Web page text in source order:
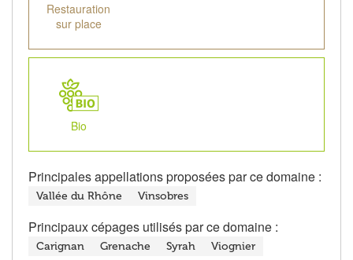
Restauration
sur place
Bio
Principales appellations proposées par ce domaine :
Vallée du Rhône Vinsobres
Principaux cépages utilisés par ce domaine :
Carignan Grenache Syrah Viognier